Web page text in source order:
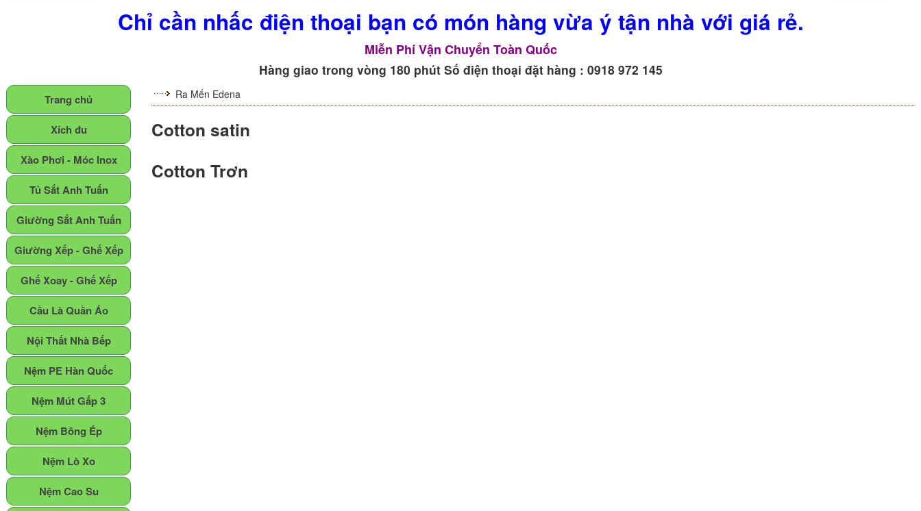
Chỉ cần nhấc điện thoại bạn có món hàng vừa ý tận nhà với giá rẻ.
Miễn Phí Vận Chuyển Toàn Quốc
Hàng giao trong vòng 180 phút Số điện thoại đặt hàng : 0918 972 145
Trang chủ
Xích đu
Xào Phơi - Móc Inox
Tủ Sắt Anh Tuấn
Giường Sắt Anh Tuấn
Giường Xếp - Ghế Xếp
Ghế Xoay - Ghế Xếp
Cầu Là Quần Áo
Nội Thất Nhà Bếp
Nệm PE Hàn Quốc
Nệm Mút Gấp 3
Nệm Bông Ép
Nệm Lò Xo
Nệm Cao Su
Ra Mến Edena
Cotton satin
Cotton Trơn